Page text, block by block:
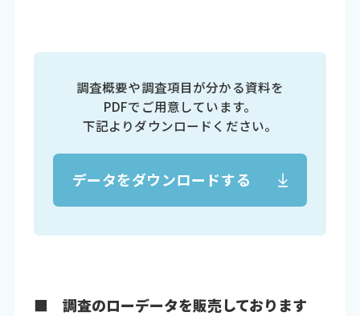
調査概要や調査項目が分かる資料を
PDFでご用意しています。
下記よりダウンロードください。
データをダウンロードする
■ 調査のローデータを販売しております